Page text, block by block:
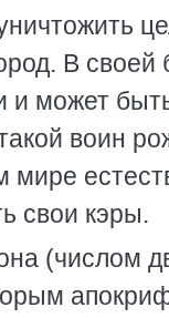
В
и может
воин
мире
свои кэры.
(числом